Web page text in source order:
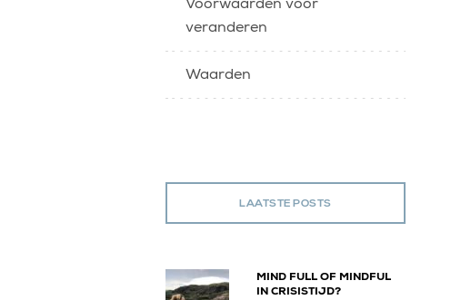
veranderen
Waarden
LAATSTE POSTS
MIND FULL OF MINDFUL
IN CRISISTIJD?